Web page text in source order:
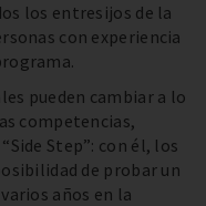
los entresijos de la
con experiencia
pueden cambiar a lo
competencias,
Step”: con él, los
de probar un
años en la